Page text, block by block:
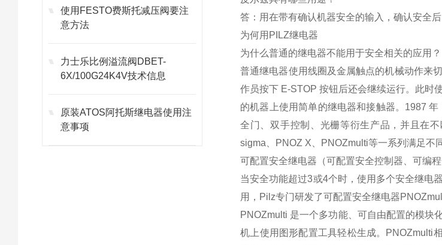
使用FESTO费斯托减压阀要注
意方法
力士乐比例溢流阀DBET-
6X/100G24K4V技术信息
原装ATOS阿托斯继电器使用注
意事项
答：用在带有确认机器安全的输入，确认安全
为何用PILZ继电器
为什么普通的继电器不能用于安全相关的应用？
普通继电器使用线圈及金属触点的机械动作来
作员按下 E-STOP 按钮后还会继续运行。此时
的机器上使用简单的继电器和接触器。1987
全门、双手控制、光栅等衍生产品，并且在
sigma、PNOZ X、PNOZmulti等一系列满足不
可配置安全继电器（可配置安全控制器、可编程
当安全功能超过3或4个时，使用多个安全继电
用，Pilz专门研发了可配置安全继电器
PNOZmulti 是一个多功能、可自由配置的模块
机上使用图形配置工具轻松生成。PNOZmulti